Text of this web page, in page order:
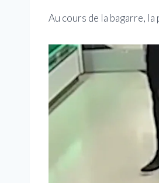
Au cours de la bagarre,